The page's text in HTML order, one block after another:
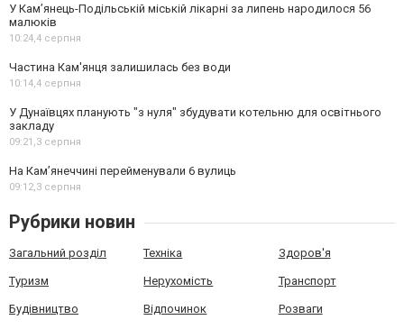
У Кам’янець-Подільській міській лікарні за липень народилося 56
малюків
10:24,4 серпня
Частина Кам'янця залишилась без води
10:14,4 серпня
У Дунаївцях планують "з нуля" збудувати котельню для освітнього
закладу
09:21,3 серпня
На Камʼянеччині перейменували 6 вулиць
09:12,3 серпня
Рубрики новин
Загальний розділ Техніка Здоров'я
Туризм Нерухомість Транспорт
Будівництво Відпочинок Розваги